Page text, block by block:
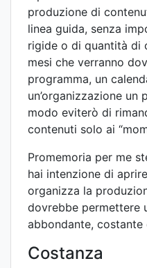
produzione di
linea guida, senza
rigide o di quantità di
mesi che verranno
programma, un
un’organizzazione un
modo eviterò di
contenuti solo ai
Promemoria per me
hai intenzione di
organizza la
dovrebbe permettere
abbondante, costante
Costanza